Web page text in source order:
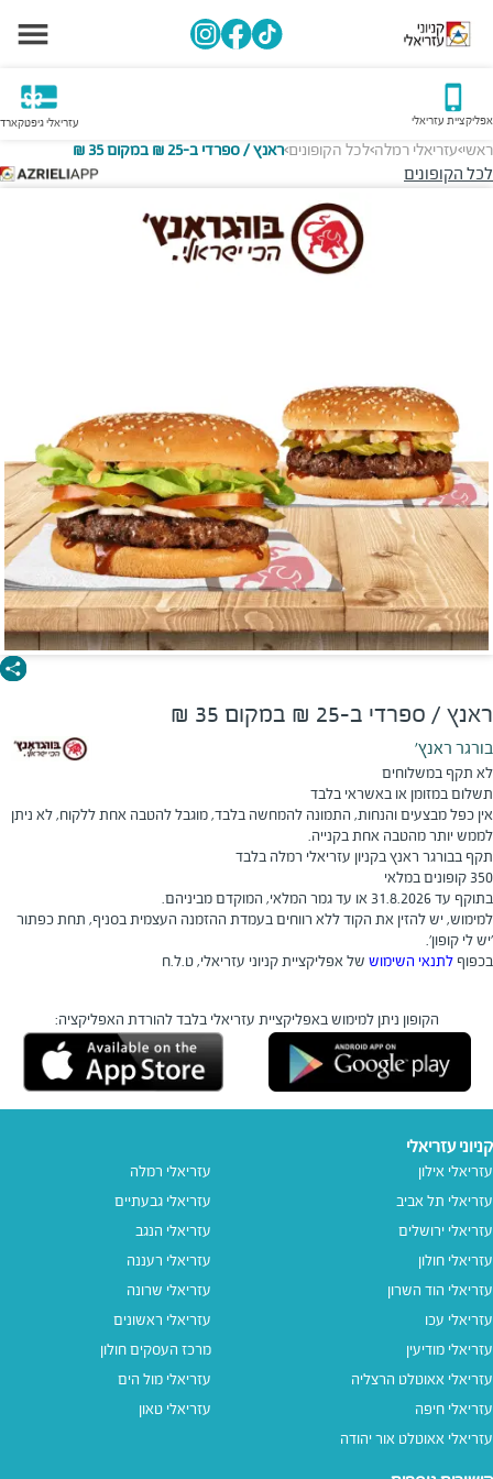
אפליקציית עזריאלי עזריאלי גיפטקארד
ראשי>עזריאלי רמלה>לכל הקופונים>ראנץ / ספרדי ב-25 ₪ במקום 35 ₪
לכל הקופונים
ראנץ / ספרדי ב-25 ₪ במקום 35 ₪
בורגר ראנץ'
לא תקף במשלוחים
תשלום במזומן או באשראי בלבד
אין כפל מבצעים והנחות, התמונה להמחשה בלבד, מוגבל להטבה אחת ללקוח, לא ניתן
לממש יותר מהטבה אחת בקנייה.
תקף בבורגר ראנץ בקניון עזריאלי רמלה בלבד
350 קופונים במלאי
בתוקף עד 31.8.2026 או עד גמר המלאי, המוקדם מביניהם.
​למימוש, יש להזין את הקוד ללא רווחים בעמדת ההזמנה העצמית בסניף, תחת כפתור
'יש לי קופון'.
בכפוף לתנאי השימוש של אפליקציית קניוני עזריאלי, ט.ל.ח
הקופון ניתן למימוש באפליקציית עזריאלי בלבד להורדת האפליקציה:
קניוני עזריאלי
עזריאלי אילון
עזריאלי תל אביב
עזריאלי ירושלים
עזריאלי חולון
עזריאלי הוד השרון
עזריאלי עכו
עזריאלי מודיעין
עזריאלי אאוטלט הרצליה
עזריאלי חיפה
עזריאלי אאוטלט אור יהודה
עזריאלי רמלה
עזריאלי גבעתיים
עזריאלי הנגב
עזריאלי רעננה
עזריאלי שרונה
עזריאלי ראשונים
מרכז העסקים חולון
עזריאלי מול הים
עזריאלי טאון